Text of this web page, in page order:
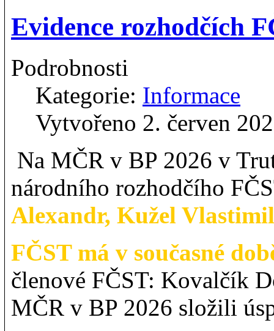
Evidence rozhodčích
Podrobnosti
Kategorie: Informace
Vytvořeno 2. červen
Na MČR v BP 2026 v
národního rozhodčího
Alexandr, Kužel
FČST má v současné
členové FČST: Kovalčík
MČR v BP 2026 složili